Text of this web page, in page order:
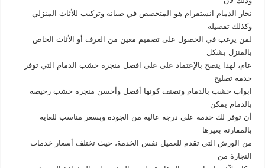
نجار الدمام انستقرام هو المتخصص في صيانة وتركيب للأثاث المنزلي
وكذلك تفصيله
لمن يرغب في الحصول على تصميم معين من الغرف أو الأثاث الخاص
بالمنزل بشكل
عام، لهذا ينصح بالإعتماد على على افضل منجرة خشب الدمام التي توفر
خدمة تصليح
ابواب خشب بالدمام وتصنف كونها أفضل وأحسن منجرة خشب رخيصة
بالدمام يمكن
أن توفر لك خدمة على درجة عالية من الجودة وبسعر مناسب للغاية
بالمقارنة بغيرها
من الورش التي تقدم للعميل نفس الخدمة، حيث تختلف أسعار خدمات
النجارة من